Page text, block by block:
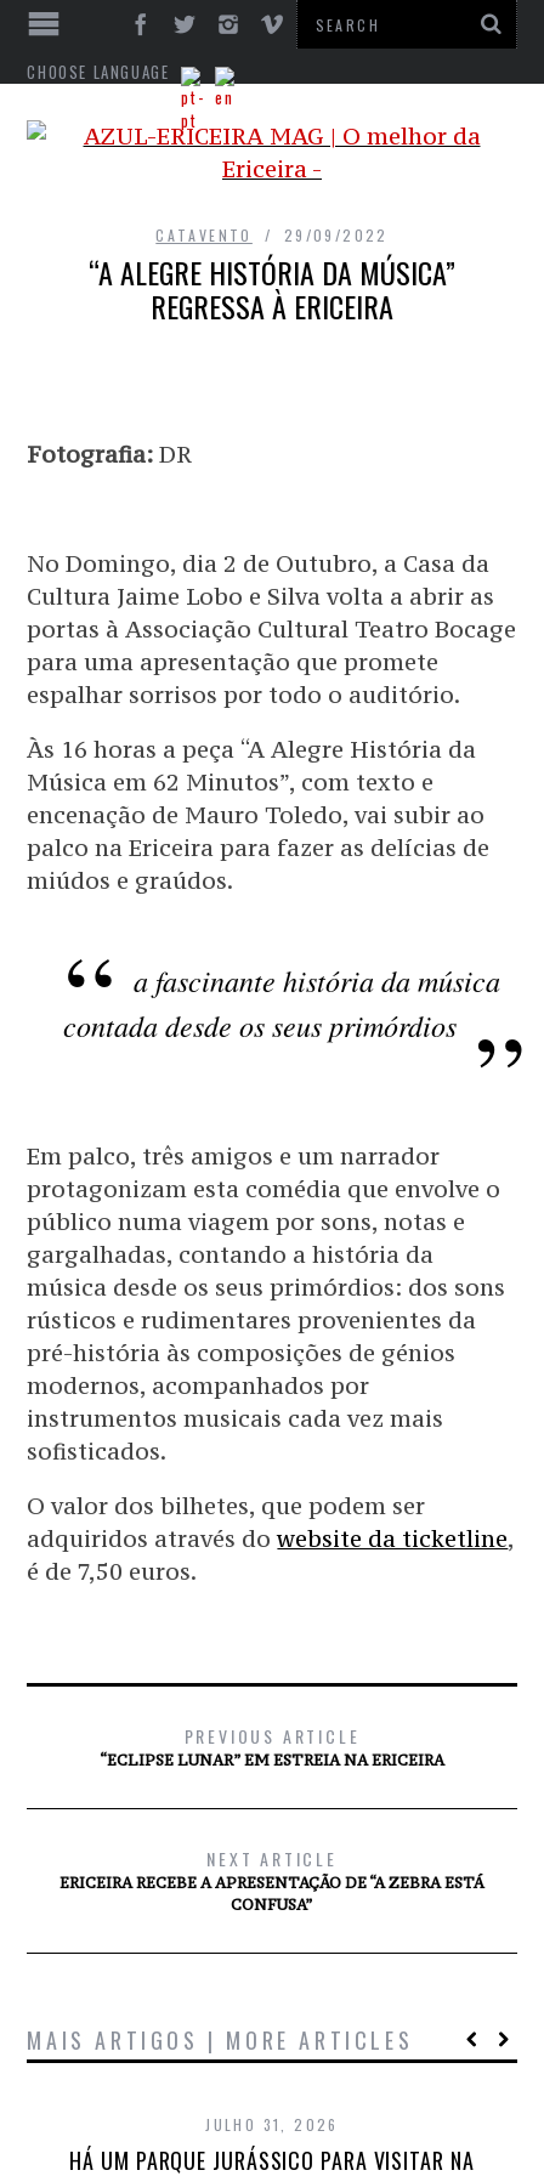
CHOOSE LANGUAGE
CATAVENTO 29/09/2022
“A ALEGRE HISTÓRIA DA MÚSICA”
REGRESSA À ERICEIRA
Fotografia: DR
No Domingo, dia 2 de Outubro, a Casa da
Cultura Jaime Lobo e Silva volta a abrir as
portas à Associação Cultural Teatro Bocage
para uma apresentação que promete
espalhar sorrisos por todo o auditório.
Às 16 horas a peça “A Alegre História da
Música em 62 Minutos”, com texto e
encenação de Mauro Toledo, vai subir ao
palco na Ericeira para fazer as delícias de
miúdos e graúdos.
a fascinante história da música
contada desde os seus primórdios
Em palco, três amigos e um narrador
protagonizam esta comédia que envolve o
público numa viagem por sons, notas e
gargalhadas, contando a história da
música desde os seus primórdios: dos sons
rústicos e rudimentares provenientes da
pré-história às composições de génios
modernos, acompanhados por
instrumentos musicais cada vez mais
sofisticados.
O valor dos bilhetes, que podem ser
adquiridos através dowebsite da ticketline,
é de 7,50 euros.
PREVIOUS ARTICLE
“ECLIPSE LUNAR” EM ESTREIA NA ERICEIRA
NEXT ARTICLE
ERICEIRA RECEBE A APRESENTAÇÃO DE “A ZEBRA ESTÁ
CONFUSA”
MAIS ARTIGOS | MORE ARTICLES
JULHO 31, 2026
HÁ UM PARQUE JURÁSSICO PARA VISITAR NA